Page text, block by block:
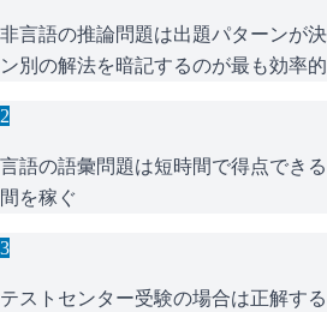
非言語の推論問題は出題パターンが
ン別の解法を暗記するのが最も効率的
2
言語の語彙問題は短時間で得点でき
間を稼ぐ
3
テストセンター受験の場合は正解す